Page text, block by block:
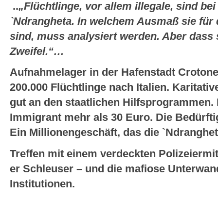
..„Flüchtlinge, vor allem illegale, sind bei
`Ndrangheta. In welchem Ausmaß sie
sind, muss analysiert werden. Aber dass
Zweifel.“…
Aufnahmelager in der Hafenstadt
200.000 Flüchtlinge nach Italien.
gut an den staatlichen Hilfsprogrammen.
Immigrant mehr als 30 Euro. Die
Ein Millionengeschäft, das die
Treffen mit einem verdeckten
er Schleuser – und die mafiose
Institutionen.